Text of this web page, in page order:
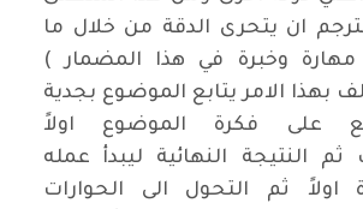
ان يتحرى الدقة من خلال ما
وخبرة في هذا المضمار )
بهذا الامر يتابع الموضوع بجدية
على فكرة الموضوع اولاً
ثم النتيجة النهائية ليبدأ عمله
اولاً ثم التحول الى الحوارات